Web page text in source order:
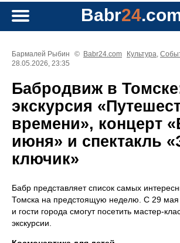
Babr24
Бармалей Рыбин © Babr24.com Культура,
28.05.2026, 23:35
Бабродвиж в
экскурсия
времени», концерт
июня» и спектакль
ключик»
Бабр представляет список самых
Томска на предстоящую неделю. С 29
и гости города смогут посетить мастер-
экскурсии.